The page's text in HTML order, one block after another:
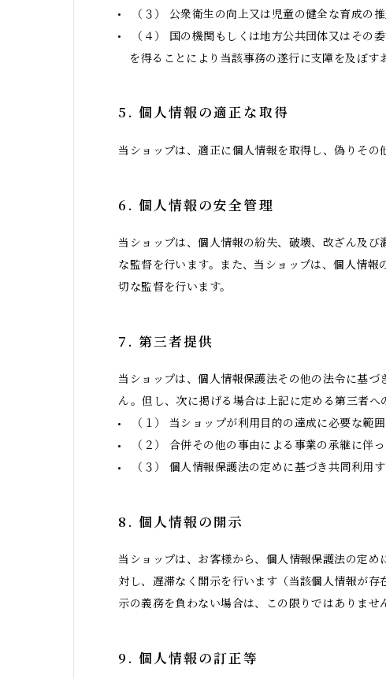
（３） 公衆衛生の向上又は児童の健全な育成の
（４） 国の機関もしくは地方公共団体又はそ
を得ることにより当該事務の遂行に支障を及ぼす
5. 個人情報の適正な取得
当ショップは、適正に個人情報を取得し、偽りその
6. 個人情報の安全管理
当ショップは、個人情報の紛失、破壊、改ざん及
な監督を行います。また、当ショップは、個人情
切な監督を行います。
7. 第三者提供
当ショップは、個人情報保護法その他の法令に基
ん。但し、次に掲げる場合は上記に定める第三者へ
（１） 当ショップが利用目的の達成に必要な
（２） 合併その他の事由による事業の承継に伴
（３） 個人情報保護法の定めに基づき共同利用
8. 個人情報の開示
当ショップは、お客様から、個人情報保護法の定
対し、遅滞なく開示を行います（当該個人情報が
示の義務を負わない場合は、この限りではありませ
9. 個人情報の訂正等